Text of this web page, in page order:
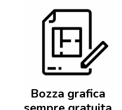
Bozza grafica